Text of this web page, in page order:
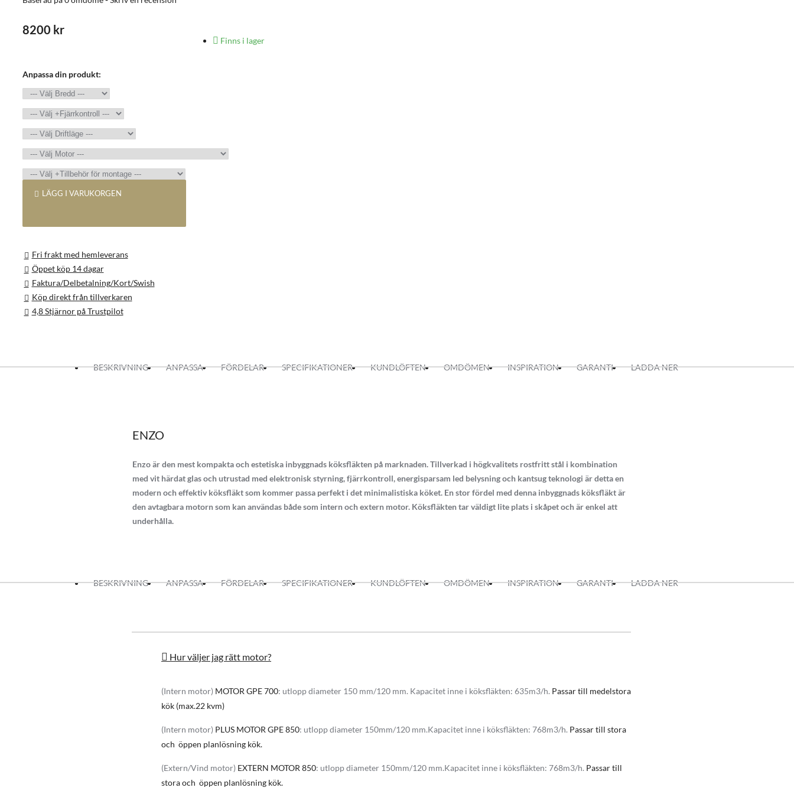
8200 kr
Finns i lager
Anpassa din produkt:
LÄGG I VARUKORGEN
Fri frakt med hemleverans
Öppet köp 14 dagar
Faktura/Delbetalning/Kort/Swish
Köp direkt från tillverkaren
4,8 Stjärnor på Trustpilot
BESKRIVNING ANPASSA FÖRDELAR SPECIFIKATIONER KUNDLÖFTEN OMDÖMEN INSPIRATION GARANTI LADDA NER
ENZO
Enzo är den mest kompakta och estetiska inbyggnads köksfläkten på marknaden. Tillverkad i högkvalitets rostfritt stål i kombination
med vit härdat glas och utrustad med elektronisk styrning, fjärrkontroll, energisparsam led belysning och kantsug teknologi är detta en
modern och effektiv köksfläkt som kommer passa perfekt i det minimalistiska köket. En stor fördel med denna inbyggnads köksfläkt är
den avtagbara motorn som kan användas både som intern och extern motor. Köksfläkten tar väldigt lite plats i skåpet och är enkel att
underhålla.
Ljudlös drift med extern motor
Modern och stilren design
Energisparsam LED strip belysning 1 x 4W (4000K)
Modern Soft Touch styrning + fjärrkontroll som tillval
Effektiv os uppsugning
motorn externt upp till 4 meter från kåpan. Suverän uppsugnings förmåga oavsett motor placering gör denna köksfläkt till en mycket
effektiv enhet i det moderna köket.
Drift läge
BESKRIVNING ANPASSA FÖRDELAR SPECIFIKATIONER KUNDLÖFTEN OMDÖMEN INSPIRATION GARANTI LADDA NER
Hur väljer jag rätt motor?
(Intern motor) MOTOR GPE 700: utlopp diameter 150 mm/120 mm. Kapacitet inne i köksfläkten: 635m3/h. Passar till medelstora
kök (max.22 kvm)
(Intern motor) PLUS MOTOR GPE 850: utlopp diameter 150mm/120 mm.Kapacitet inne i köksfläkten: 768m3/h. Passar till stora
och öppen planlösning kök.
(Extern/Vind motor) EXTERN MOTOR 850: utlopp diameter 150mm/120 mm.Kapacitet inne i köksfläkten: 768m3/h. Passar till
stora och öppen planlösning kök.